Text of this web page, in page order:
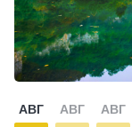
АВГ АВГ АВГ